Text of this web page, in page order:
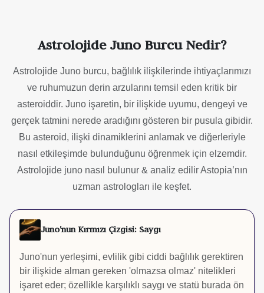
Astrolojide Juno Burcu Nedir?
Astrolojide Juno burcu, bağlılık ilişkilerinde ihtiyaçlarımızı
ve ruhumuzun derin arzularını temsil eden kritik bir
asteroiddir. Juno işaretin, bir ilişkide uyumu, dengeyi ve
gerçek tatmini nerede aradığını gösteren bir pusula gibidir.
Bu asteroid, ilişki dinamiklerini anlamak ve diğerleriyle
nasıl etkileşimde bulunduğunu öğrenmek için elzemdir.
Astrolojide juno nasıl bulunur & analiz edilir Astopia’nın
uzman astrologları ile keşfet.
Juno'nun Kırmızı Çizgisi: Saygı
Juno'nun yerleşimi, evlilik gibi ciddi bağlılık gerektiren
bir ilişkide alman gereken 'olmazsa olmaz' nitelikleri
işaret eder; özellikle karşılıklı saygı ve statü burada ön